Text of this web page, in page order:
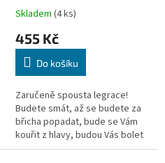
Skladem (4 ks)
455 Kč
Do košíku
Zaručeně spousta legrace!
Budete smát, až se budete za
břicha popadat, bude se Vám
kouřit z hlavy, budou Vás bolet
ruce a nohy - čas ubíhá ...